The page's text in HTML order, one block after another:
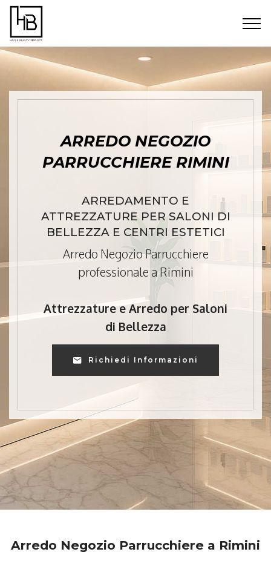
ARREDO NEGOZIO
PARRUCCHIERE RIMINI
ARREDAMENTO E
ATTREZZATURE PER SALONI DI
BELLEZZA E CENTRI ESTETICI
Arredo Negozio Parrucchiere
professionale a Rimini
Attrezzature e Arredo per Saloni
di Bellezza
Richiedi Informazioni
Arredo Negozio Parrucchiere a Rimini